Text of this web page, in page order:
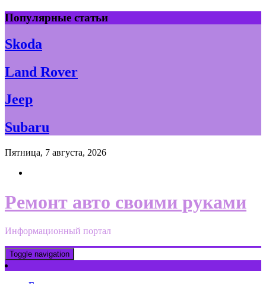
Skip
to
content
Популярные статьи
Skoda
Land Rover
Jeep
Subaru
Пятница, 7 августа, 2026
Ремонт авто своими руками
Информационный портал
Toggle navigation